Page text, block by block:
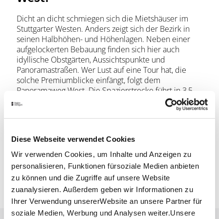
Diese Webseite verwendet Cookies
Wir verwenden Cookies, um Inhalte und Anzeigen zu
personalisieren, Funktionen fürsoziale Medien anbieten
zu können und die Zugriffe auf unsere Website
zuanalysieren. Außerdem geben wir Informationen zu
Ihrer Verwendung unsererWebsite an unsere Partner für
soziale Medien, Werbung und Analysen weiter.Unsere
Dicht an dicht schmiegen sich die Mietshäuser im
Stuttgarter Westen. Anders zeigt sich der Bezirk in
seinen Halbhöhen- und Höhenlagen. Neben einer
aufgelockerten Bebauung finden sich hier auch
idyllische Obstgärten, Aussichtspunkte und
Panoramastraßen. Wer Lust auf eine Tour hat, die
solche Premiumblicke einfängt, folgt dem
Panoramaweg West. Die Spazierstrecke führt in 3,5
Kilometern von der Doggenburg zum Hasenberg.
Höhepunkt nach dem anderen. Von den Plattformen
aussichtsreiche Gustav-Siegle-Straße hin zur Karl-
Adler-Staffel, entlang der Gäubahnstrecke bis hin zur
Hasenbergsteige bekommt das Wort „Fernsehen“
eine neue Bedeutung. Eine mit 6,5 Kilometern etwas
längere Wegvariante führt Sportskanonen noch über
den Birkenkopf.